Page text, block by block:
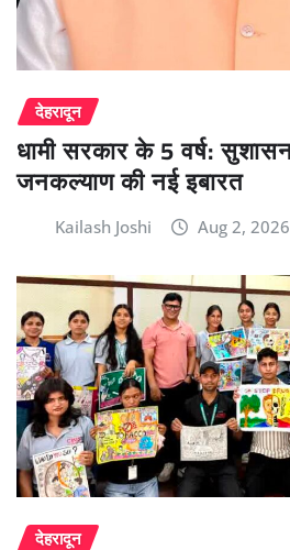
देहरादून
धामी सरकार के 5 वर्ष:
जनकल्याण की नई इबारत
Kailash Joshi Aug 2, 2026
देहरादून